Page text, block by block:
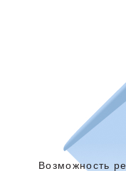
Возможность